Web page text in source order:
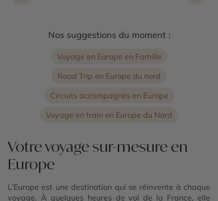
Nos suggestions du moment :
Voyage en Europe en Famille
Road Trip en Europe du nord
Circuits accompagnés en Europe
Voyage en train en Europe du Nord
Votre voyage sur-mesure en
Europe
L’Europe est une destination qui se réinvente à chaque
voyage. À quelques heures de vol de la France, elle